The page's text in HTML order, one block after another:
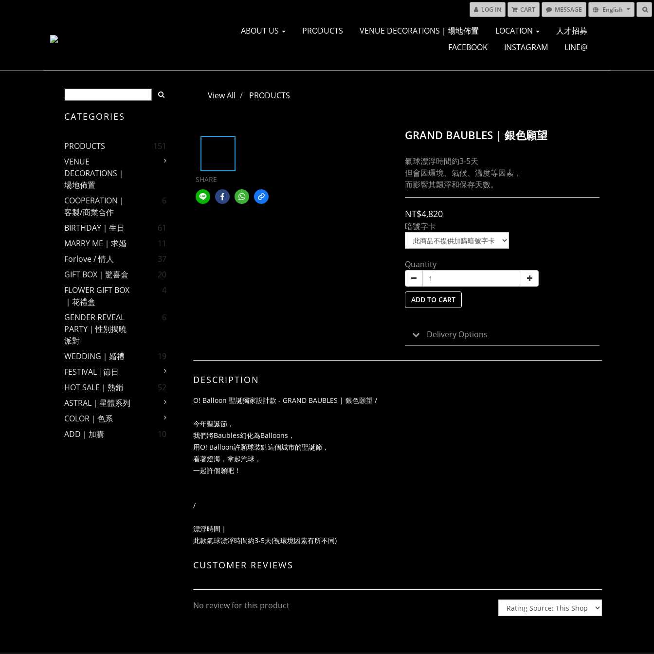
LOG IN CART MESSAGE English
ABOUT US PRODUCTS VENUE DECORATIONS｜場地佈置 LOCATION
人才招募
FACEBOOK
INSTAGRAM LINE@
CATEGORIES
PRODUCTS
151
VENUE
DECORATIONS｜
場地佈置
COOPERATION｜
客製/商業合作
6
BIRTHDAY｜生日
61
MARRY ME｜求婚
11
Forlove / 情人
37
GIFT BOX｜驚喜盒
20
FLOWER GIFT BOX
｜花禮盒
4
GENDER REVEAL
PARTY｜性別揭曉
派對
6
WEDDING｜婚禮
19
FESTIVAL |節日
HOT SALE｜熱銷
52
ASTRAL｜星體系列
COLOR｜色系
ADD｜加購
10
View All PRODUCTS
SHARE
GRAND BAUBLES | 銀色願望
氣球漂浮時間約3-5天
但會因環境、氣候、溫度等因素，
而影響其飄浮和保存天數。
NT$4,820
暗號字卡
Quantity
ADD TO CART
Delivery Options
DESCRIPTION
O! Balloon 聖誕獨家設計款 - GRAND BAUBLES | 銀色願望 /
今年聖誕節，
我們將Baubles幻化為Balloons，
用O! Balloon許願球裝點這個城市的聖誕節，
看著燈海，拿起汽球，
一起許個願吧！
/
漂浮時間｜
此款氣球漂浮時間約3-5天(視環境因素有所不同)
CUSTOMER REVIEWS
No review for this product